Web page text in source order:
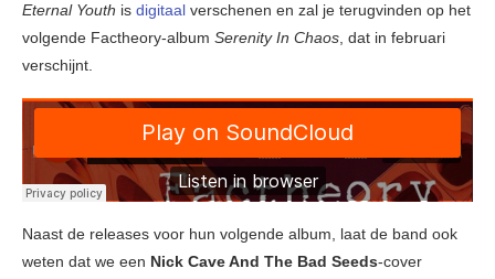
Eternal Youth is digitaal verschenen en zal je terugvinden op het
volgende Factheory-album Serenity In Chaos, dat in februari
verschijnt.
Naast de releases voor hun volgende album, laat de band ook
weten dat we een Nick Cave And The Bad Seeds-cover